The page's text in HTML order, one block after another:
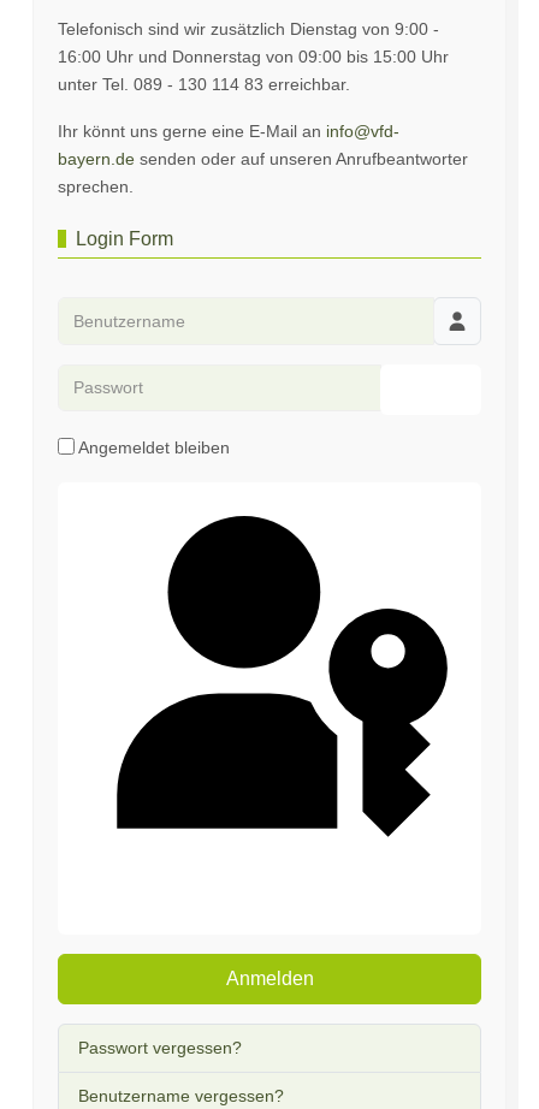
Telefonisch sind wir zusätzlich Dienstag von 9:00 -
16:00 Uhr und Donnerstag von 09:00 bis 15:00 Uhr
unter Tel. 089 - 130 114 83 erreichbar.
Ihr könnt uns gerne eine E-Mail an info@vfd-
bayern.de senden oder auf unseren Anrufbeantworter
sprechen.
Login Form
Angemeldet bleiben
Anmelden
Passwort vergessen?
Benutzername vergessen?